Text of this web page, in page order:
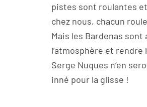
pistes sont roulantes
chez nous, chacun
Mais les Bardenas
l’atmosphère et
Serge Nuques n’en
inné pour la glisse !